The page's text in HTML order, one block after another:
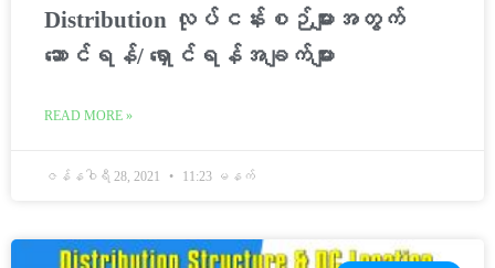
Distribution လုပ်ငန်းစဉ်များအတွက်
ဆောင်ရန်/ ရှောင်ရန်အချက်များ
READ MORE »
ဇန်နဝါရီ 28, 2021 11:23 မနက်